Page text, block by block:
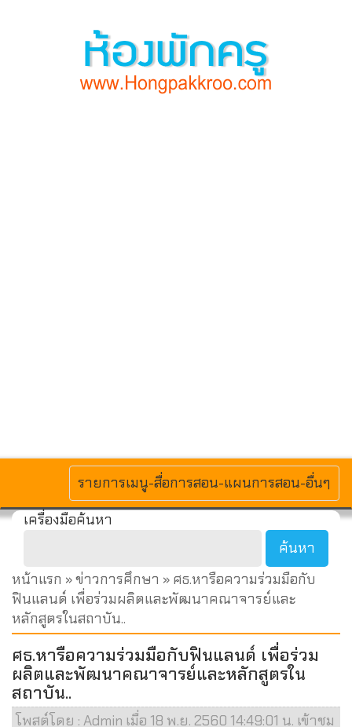
MENU
รายการเมนู-สื่อการสอน-แผนการสอน-อื่นๆ
เครื่องมือค้นหา
หน้าแรก »ข่าวการศึกษา » ศธ.หารือความร่วมมือกับ
ฟินแลนด์ เพื่อร่วมผลิตและพัฒนาคณาจารย์และ
หลักสูตรในสถาบัน..
ศธ.หารือความร่วมมือกับฟินแลนด์ เพื่อร่วม
ผลิตและพัฒนาคณาจารย์และหลักสูตรใน
สถาบัน..
โพสต์โดย : Admin เมื่อ 18 พ.ย. 2560 14:49:01 น. เข้าชม